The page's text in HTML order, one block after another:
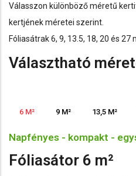
Válasszon különböző méretű
kertjének méretei szerint.
Fóliasátrak 6, 9, 13.5, 18, 20 és 27
Választható
6 M² 9 M² 13,5 M²
Napfényes - kompakt -
Fóliasátor 6 m²